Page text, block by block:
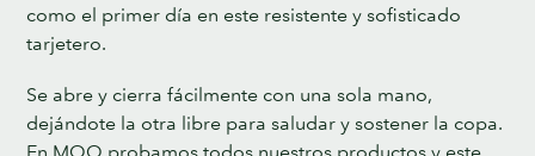
como el primer día en este resistente y sofisticado
tarjetero.
Se abre y cierra fácilmente con una sola mano,
dejándote la otra libre para saludar y sostener la copa.